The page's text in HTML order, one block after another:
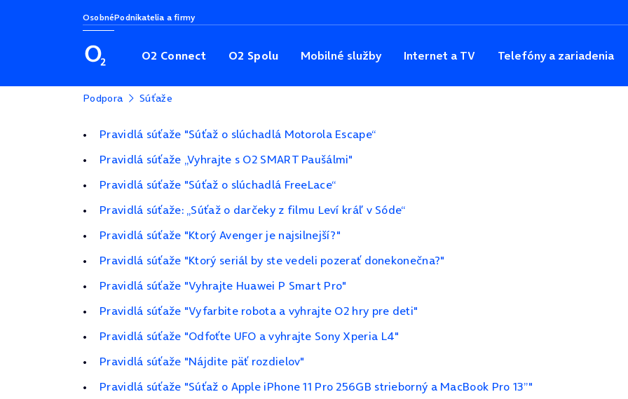
OsobnéPodnikatelia a firmy
O2 Connect O2 Spolu Mobilné služby Internet a TV Telefóny a zariadenia
Podpora Súťaže
Pravidlá súťaže "Súťaž o slúchadlá Motorola Escape“
Pravidlá súťaže „Vyhrajte s O2 SMART Paušálmi"
Pravidlá súťaže "Súťaž o slúchadlá FreeLace“
Pravidlá súťaže: „Súťaž o darčeky z filmu Leví kráľ v Sóde“
Pravidlá súťaže "Ktorý Avenger je najsilnejší?"
Pravidlá súťaže "Ktorý seriál by ste vedeli pozerať donekonečna?"
Pravidlá súťaže "Vyhrajte Huawei P Smart Pro"
Pravidlá súťaže "Vyfarbite robota a vyhrajte O2 hry pre deti"
Pravidlá súťaže "Odfoťte UFO a vyhrajte Sony Xperia L4"
Pravidlá súťaže "Nájdite päť rozdielov"
Pravidlá súťaže "Súťaž o Apple iPhone 11 Pro 256GB strieborný a MacBook Pro 13”"